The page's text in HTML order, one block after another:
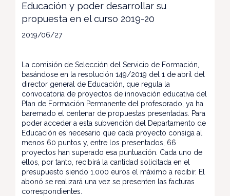
Educación y poder desarrollar su
propuesta en el curso 2019-20
2019/06/27
La comisión de Selección del Servicio de Formación,
basándose en la resolución 149/2019 del 1 de abril del
director general de Educación, que regula la
convocatoria de proyectos de innovación educativa del
Plan de Formación Permanente del profesorado, ya ha
baremado el centenar de propuestas presentadas. Para
poder acceder a esta subvención del Departamento de
Educación es necesario que cada proyecto consiga al
menos 60 puntos y, entre los presentados, 66
proyectos han superado esa puntuación. Cada uno de
ellos, por tanto, recibirá la cantidad solicitada en el
presupuesto siendo 1.000 euros el máximo a recibir. El
abonó se realizará una vez se presenten las facturas
correspondientes.